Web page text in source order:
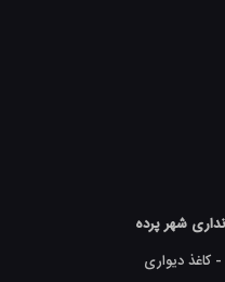
شهر پرده
کاغذ دیواری